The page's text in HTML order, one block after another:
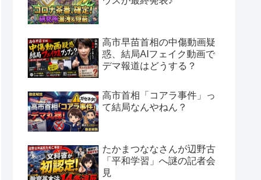
高市早苗首相の中傷動画疑
惑、結局AIフェイク動画で
デマ報道はどうする？
高市首相「コアラ事件」っ
て結局なんやねん？
たかまつななさんが辺野古
「平和学習」へ謎の記者会
見